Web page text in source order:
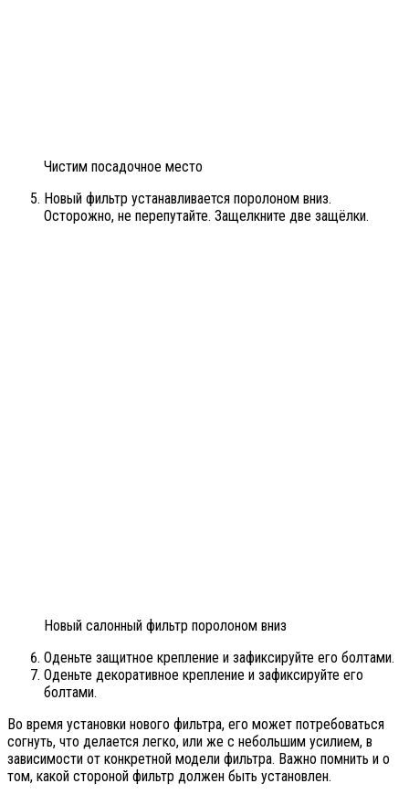
Чистим посадочное место
Новый фильтр устанавливается поролоном вниз.
Осторожно, не перепутайте. Защелкните две защёлки.
Новый салонный фильтр поролоном вниз
Оденьте защитное крепление и зафиксируйте его болтами.
Оденьте декоративное крепление и зафиксируйте его
болтами.
Во время установки нового фильтра, его может потребоваться
согнуть, что делается легко, или же с небольшим усилием, в
зависимости от конкретной модели фильтра. Важно помнить и о
том, какой стороной фильтр должен быть установлен.